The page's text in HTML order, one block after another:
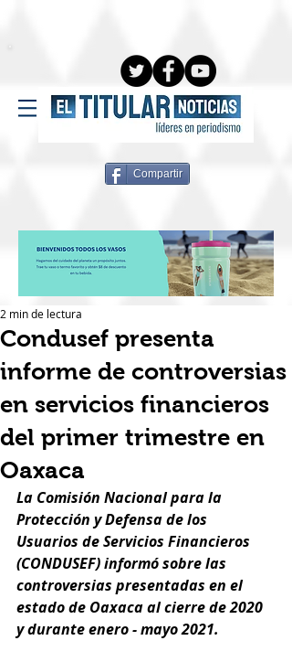
Compartir
Condusef presenta
informe de controversias
en servicios financieros
del primer trimestre en
Oaxaca
2 min de lectura
La Comisión Nacional para la
Protección y Defensa de los
Usuarios de Servicios Financieros
(CONDUSEF) informó sobre las
controversias presentadas en el
estado de Oaxaca al cierre de 2020
y durante enero - mayo 2021.